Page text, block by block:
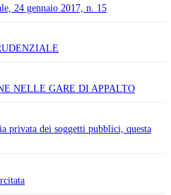
24 gennaio 2017, n. 15
NELLE GARE DI APPALTO
privata dei soggetti pubblici, questa